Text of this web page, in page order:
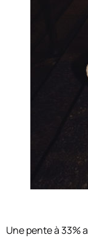
Une pente à 33%